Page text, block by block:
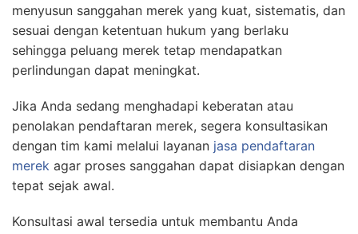
menyusun sanggahan merek yang kuat, sistematis, dan
sesuai dengan ketentuan hukum yang berlaku
sehingga peluang merek tetap mendapatkan
perlindungan dapat meningkat.
Jika Anda sedang menghadapi keberatan atau
penolakan pendaftaran merek, segera konsultasikan
dengan tim kami melalui layanan jasa pendaftaran
merek agar proses sanggahan dapat disiapkan dengan
tepat sejak awal.
Konsultasi awal tersedia untuk membantu Anda